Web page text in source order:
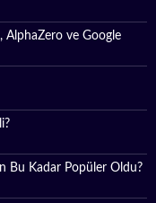
AlphaZero ve Google
Bu Kadar Popüler Oldu?